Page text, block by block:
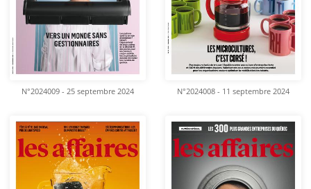
N°2024009 - 25 septembre 2024 N°2024008 - 11 septembre 2024